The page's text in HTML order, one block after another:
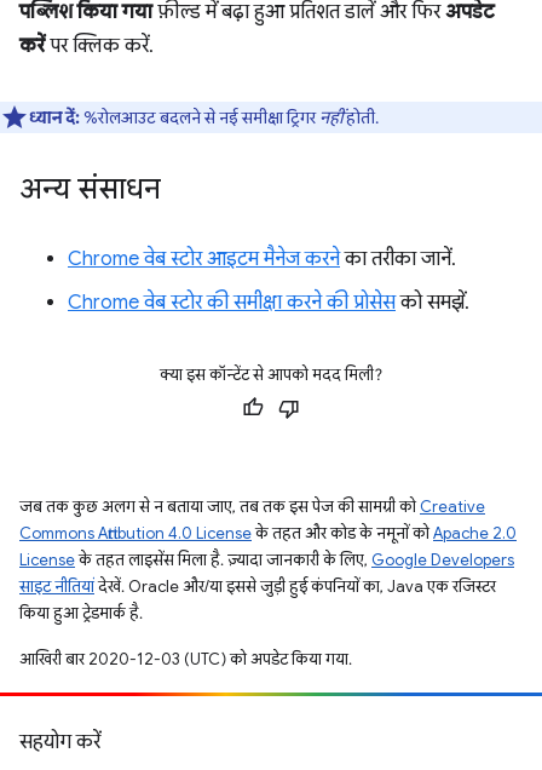
पब्लिश किया गयाफ़ील्ड में बढ़ा हुआ प्रतिशत डालें और फिरअपडेट
करेंपर क्लिक करें.
ध्यान दें:%रोलआउट बदलने से नई समीक्षा ट्रिगरनहींहोती.
अन्य संसाधन
Chrome वेब स्टोर आइटम मैनेज करनेका तरीका जानें.
Chrome वेब स्टोर की समीक्षा करने की प्रोसेसको समझें.
क्या इस कॉन्टेंट से आपको मदद मिली?
जब तक कुछ अलग से न बताया जाए, तब तक इस पेज की सामग्री कोCreative
Commons Attribution 4.0 Licenseके तहत और कोड के नमूनों कोApache 2.0
Licenseके तहत लाइसेंस मिला है. ज़्यादा जानकारी के लिए, Google Developers
साइट नीतियांदेखें. Oracle और/या इससे जुड़ी हुई कंपनियों का, Java एक रजिस्टर
किया हुआ ट्रेडमार्क है.
आखिरी बार 2020-12-03 (UTC) को अपडेट किया गया.
सहयोग करें